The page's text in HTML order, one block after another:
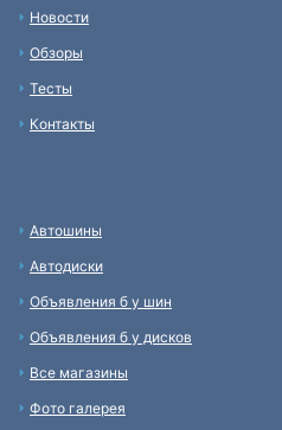
Новости
Обзоры
Тесты
Контакты
Автошины
Автодиски
Объявления б у шин
Объявления б у дисков
Все магазины
Фото галерея